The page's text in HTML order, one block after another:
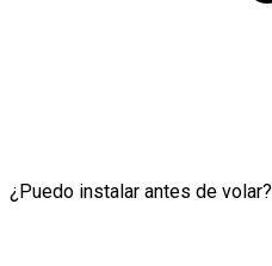
¿Puedo instalar antes de volar?